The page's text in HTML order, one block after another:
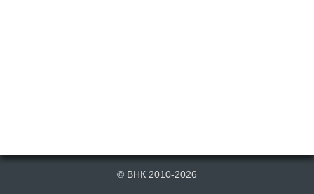
© ВНК 2010-2026